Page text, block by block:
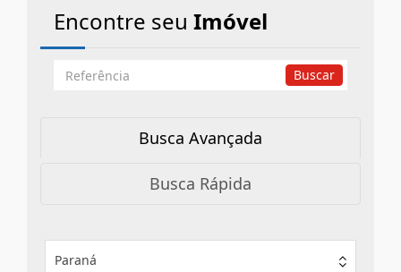
Encontre seu Imóvel
Busca
Buscar
Busca Avançada
Busca Rápida
Paraná